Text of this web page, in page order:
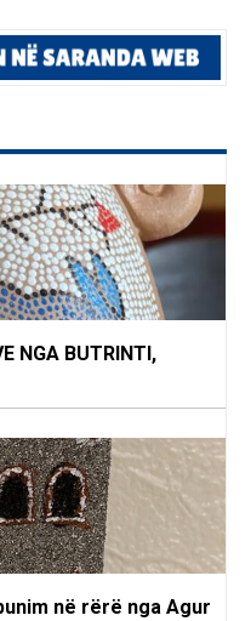
NGA BUTRINTI,
në rërë nga Agur